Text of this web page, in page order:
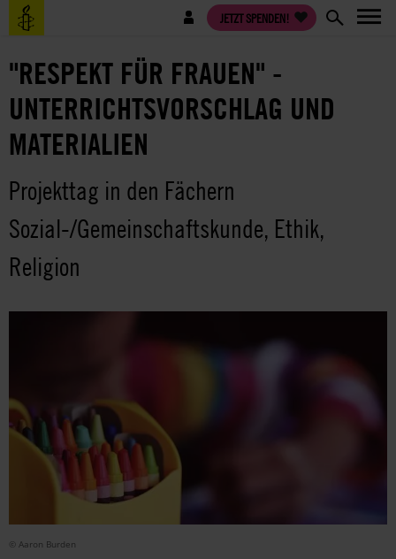
Direkt
zum
Benutzermenü JETZT SPENDEN!
"RESPEKT FÜR FRAUEN" -
UNTERRICHTSVORSCHLAG UND
MATERIALIEN
Projekttag in den Fächern
Sozial-/Gemeinschaftskunde, Ethik,
Religion
© Aaron Burden